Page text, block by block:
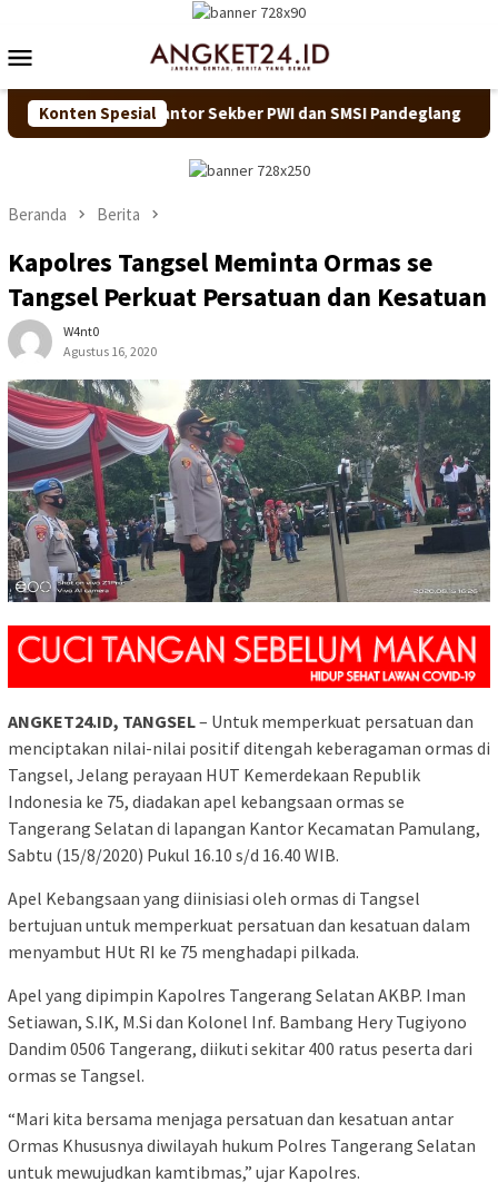
konten
Mobile
Konten Spesial
Kantor Sekber PWI dan SMSI Pandeglang Perkuat
Beranda Berita
Kapolres Tangsel Meminta Ormas se
Tangsel Perkuat Persatuan dan Kesatuan
W4nt0
Agustus 16, 2020
ANGKET24.ID, TANGSEL– Untuk memperkuat persatuan dan
menciptakan nilai-nilai positif ditengah keberagaman ormas di
Tangsel, Jelang perayaan HUT Kemerdekaan Republik
Indonesia ke 75, diadakan apel kebangsaan ormas se
Tangerang Selatan di lapangan Kantor Kecamatan Pamulang,
Sabtu (15/8/2020) Pukul 16.10 s/d 16.40 WIB.
Apel Kebangsaan yang diinisiasi oleh ormas di Tangsel
bertujuan untuk memperkuat persatuan dan kesatuan dalam
menyambut HUt RI ke 75 menghadapi pilkada.
Apel yang dipimpin Kapolres Tangerang Selatan AKBP. Iman
Setiawan, S.IK, M.Si dan Kolonel Inf. Bambang Hery Tugiyono
Dandim 0506 Tangerang, diikuti sekitar 400 ratus peserta dari
ormas se Tangsel.
“Mari kita bersama menjaga persatuan dan kesatuan antar
Ormas Khususnya diwilayah hukum Polres Tangerang Selatan
untuk mewujudkan kamtibmas,” ujar Kapolres.